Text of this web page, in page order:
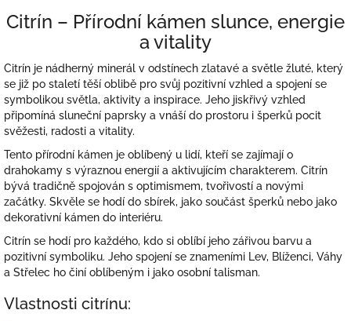
Citrín – Přírodní kámen slunce, energie
a vitality
Citrín je nádherný minerál v odstínech zlatavé a světle žluté, který
se již po staletí těší oblibě pro svůj pozitivní vzhled a spojení se
symbolikou světla, aktivity a inspirace. Jeho jiskřivý vzhled
připomíná sluneční paprsky a vnáší do prostoru i šperků pocit
svěžesti, radosti a vitality.
Tento přírodní kámen je oblíbený u lidí, kteří se zajímají o
drahokamy s výraznou energií a aktivujícím charakterem. Citrín
bývá tradičně spojován s optimismem, tvořivostí a novými
začátky. Skvěle se hodí do sbírek, jako součást šperků nebo jako
dekorativní kámen do interiéru.
Citrín se hodí pro každého, kdo si oblíbí jeho zářivou barvu a
pozitivní symboliku. Jeho spojení se znameními Lev, Blíženci, Váhy
a Střelec ho činí oblíbeným i jako osobní talisman.
Vlastnosti citrínu: